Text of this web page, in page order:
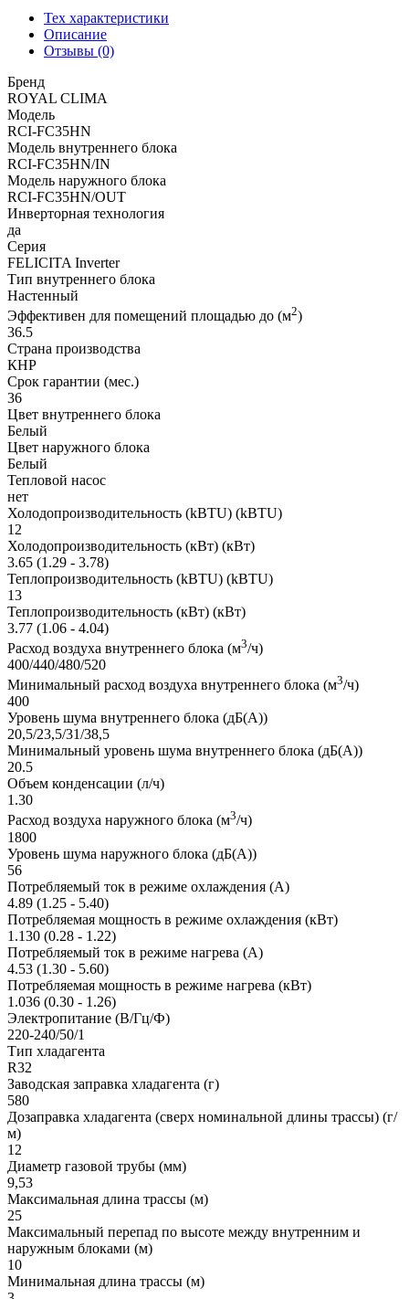
Система
35м2
Royal
Clima
“Серия
FELICITA
Inverter"
RCI-
FC35HN
Тех характеристики
Описание
Отзывы (0)
Бренд
ROYAL CLIMA
Модель
RCI-FC35HN
Модель внутреннего блока
RCI-FC35HN/IN
Модель наружного блока
RCI-FC35HN/OUT
Инверторная технология
да
Серия
FELICITA Inverter
Тип внутреннего блока
Настенный
Эффективен для помещений площадью до (м2)
36.5
Страна производства
КНР
Срок гарантии (мес.)
36
Цвет внутреннего блока
Белый
Цвет наружного блока
Белый
Тепловой насос
нет
Холодопроизводительность (kBTU) (kBTU)
12
Холодопроизводительность (кВт) (кВт)
3.65 (1.29 - 3.78)
Теплопроизводительность (kBTU) (kBTU)
13
Теплопроизводительность (кВт) (кВт)
3.77 (1.06 - 4.04)
Расход воздуха внутреннего блока (м3/ч)
400/440/480/520
Минимальный расход воздуха внутреннего блока (м3/ч)
400
Уровень шума внутреннего блока (дБ(А))
20,5/23,5/31/38,5
Минимальный уровень шума внутреннего блока (дБ(А))
20.5
Объем конденсации (л/ч)
1.30
Расход воздуха наружного блока (м3/ч)
1800
Уровень шума наружного блока (дБ(А))
56
Потребляемый ток в режиме охлаждения (А)
4.89 (1.25 - 5.40)
Потребляемая мощность в режиме охлаждения (кВт)
1.130 (0.28 - 1.22)
Потребляемый ток в режиме нагрева (А)
4.53 (1.30 - 5.60)
Потребляемая мощность в режиме нагрева (кВт)
1.036 (0.30 - 1.26)
Электропитание (В/Гц/Ф)
220-240/50/1
Тип хладагента
R32
Заводская заправка хладагента (г)
580
Дозаправка хладагента (сверх номинальной длины трассы) (г/
м)
12
Диаметр газовой трубы (мм)
9,53
Максимальная длина трассы (м)
25
Максимальный перепад по высоте между внутренним и
наружным блоками (м)
10
Минимальная длина трассы (м)